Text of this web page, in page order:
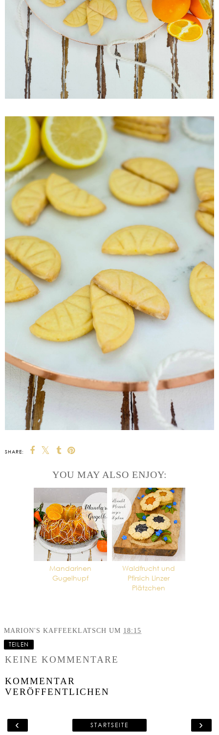
SHARE:
YOU MAY ALSO ENJOY:
Mandarinen
Gugelhupf
Waldfrucht und
Pfirsich Linzer
Plätzchen
MARION'S KAFFEEKLATSCH UM 18:15
TEILEN
KEINE KOMMENTARE
KOMMENTAR
VERÖFFENTLICHEN
‹ ›
STARTSEITE